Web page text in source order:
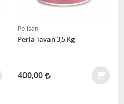
Polisan
Perla Tavan 3,5 Kg
400,00